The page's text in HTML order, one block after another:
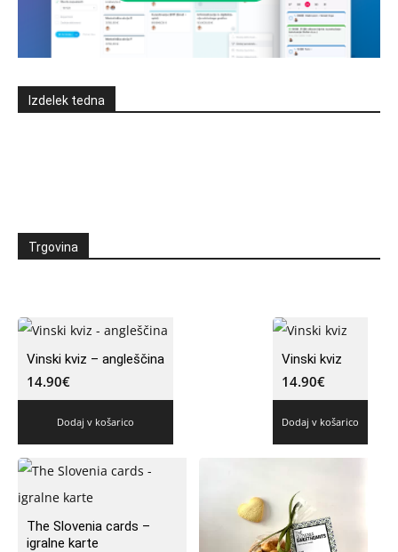
Izdelek tedna
Trgovina
Vinski kviz – angleščina
14.90€
Dodaj v košarico
Vinski kviz
14.90€
Dodaj v košarico
The Slovenia cards –
igralne karte